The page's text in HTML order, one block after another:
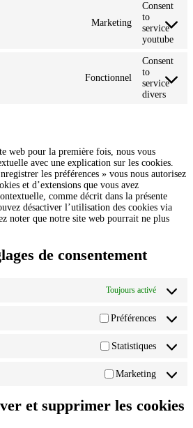
Marketing
Consent
to
service
youtube
Fonctionnel
Consent
to
service
divers
web pour la première fois, nous vous
avec une explication sur les cookies.
les préférences » vous nous autorisez
et d’extensions que vous avez
comme décrit dans la présente
désactiver l’utilisation des cookies via
noter que notre site web pourrait ne plus
de consentement
Toujours activé
Préférences
Statistiques
Marketing
et supprimer les cookies